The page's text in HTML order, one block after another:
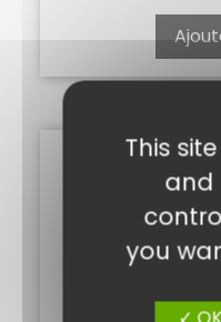
This
and
you